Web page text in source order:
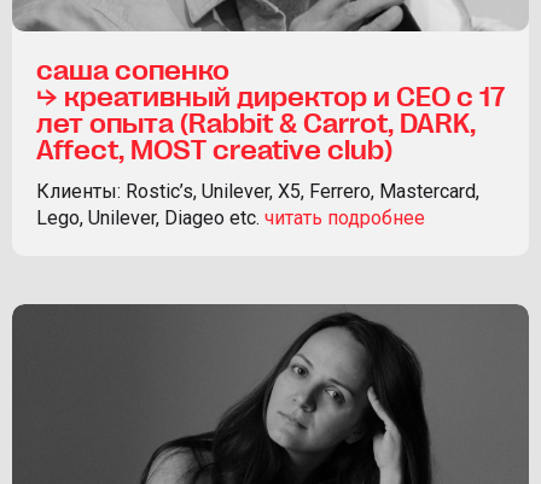
саша сопенко
⮡ креативный директор и СЕО с 17
лет опыта (Rabbit & Carrot, DARK,
Affect, MOST creative club)
Клиенты: Rostic’s, Unilever, X5, Ferrero, Mastercard,
Lego, Unilever, Diageo etc.